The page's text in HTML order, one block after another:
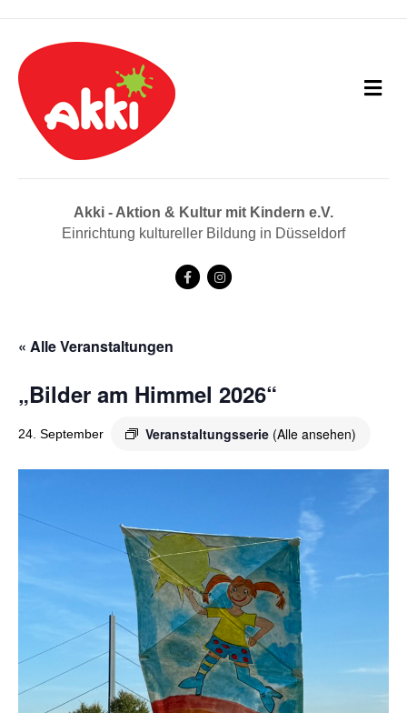
Akki - Aktion & Kultur mit Kindern e.V.
Einrichtung kultureller Bildung in Düsseldorf
F
o
o
I
g
r
N
a
a
« Alle Veranstaltungen
„Bilder am Himmel 2026“
24. September Veranstaltungsserie (Alle ansehen)